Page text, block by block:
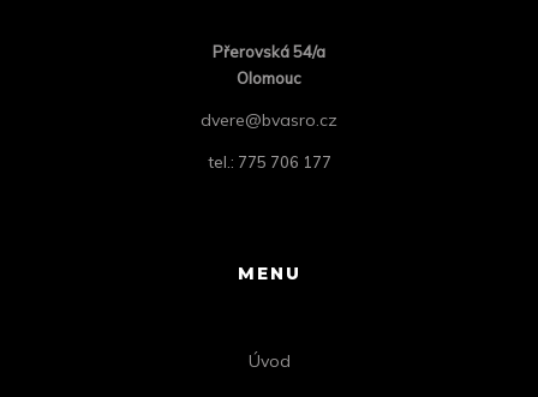
Přerovská 54/a
Olomouc
dvere@bvasro.cz
tel.: 775 706 177
MENU
Úvod